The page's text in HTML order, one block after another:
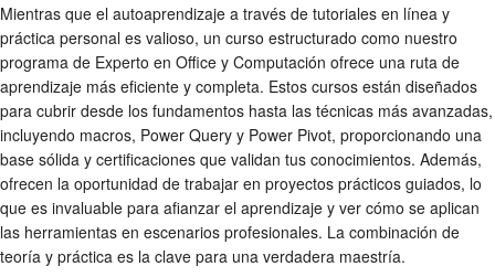
Mientras que el autoaprendizaje a través de tutoriales en línea y
práctica personal es valioso, un curso estructurado como nuestro
programa de Experto en Office y Computación ofrece una ruta de
aprendizaje más eficiente y completa. Estos cursos están diseñados
para cubrir desde los fundamentos hasta las técnicas más avanzadas,
incluyendo macros, Power Query y Power Pivot, proporcionando una
base sólida y certificaciones que validan tus conocimientos. Además,
ofrecen la oportunidad de trabajar en proyectos prácticos guiados, lo
que es invaluable para afianzar el aprendizaje y ver cómo se aplican
las herramientas en escenarios profesionales. La combinación de
teoría y práctica es la clave para una verdadera maestría.